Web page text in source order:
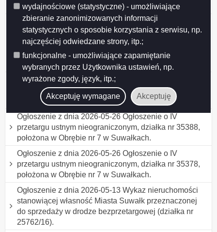
wydajnościowe (statystyczne) - umożliwiające
zbieranie zanonimizowanych informacji
statystycznych o sposobie korzystania z serwisu, np.
najczęściej odwiedzane strony, itp.;
funkcjonalne - umożliwiające zapamiętanie
wybranych przez Użytkownika ustawień, np.
wyrażone zgody, język, itp.;
Akceptuję wymagane Akceptuję
23648/16).
Ogłoszenie z dnia 2026-05-26 Ogłoszenie o II
przetargu ustnym nieograniczonym, działki nr
31946/20, 31946/21, 31946/22, 31946/23, 31946/24,
31946/25, 31946/26, położone w Obrębie nr 7 w
Suwałkach.
Ogłoszenie z dnia 2026-05-26 Ogłoszenie o III
przetargu ustnym nieograniczonym, działka nr
31946/16, położona w Obrębie nr 7 w Suwałkach.
Ogłoszenie z dnia 2026-05-26 Ogłoszenie o IV
przetargu ustnym nieograniczonym, działka nr 35388,
położona w Obrębie nr 7 w Suwałkach.
Ogłoszenie z dnia 2026-05-26 Ogłoszenie o IV
przetargu ustnym nieograniczonym, działka nr 35378,
położona w Obrębie nr 7 w Suwałkach.
Ogłoszenie z dnia 2026-05-13 Wykaz nieruchomości
stanowiącej własność Miasta Suwałk przeznaczonej
do sprzedaży w drodze bezprzetargowej (działka nr
25762/16).